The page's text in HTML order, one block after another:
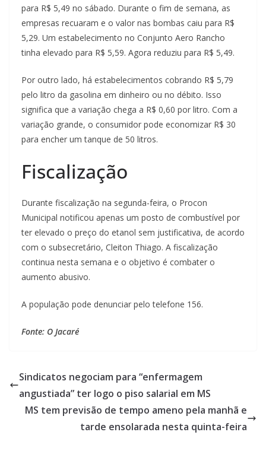
para R$ 5,49 no sábado. Durante o fim de semana, as
empresas recuaram e o valor nas bombas caiu para R$
5,29. Um estabelecimento no Conjunto Aero Rancho
tinha elevado para R$ 5,59. Agora reduziu para R$ 5,49.
Por outro lado, há estabelecimentos cobrando R$ 5,79
pelo litro da gasolina em dinheiro ou no débito. Isso
significa que a variação chega a R$ 0,60 por litro. Com a
variação grande, o consumidor pode economizar R$ 30
para encher um tanque de 50 litros.
Fiscalização
Durante fiscalização na segunda-feira, o Procon
Municipal notificou apenas um posto de combustível por
ter elevado o preço do etanol sem justificativa, de acordo
com o subsecretário, Cleiton Thiago. A fiscalização
continua nesta semana e o objetivo é combater o
aumento abusivo.
A população pode denunciar pelo telefone 156.
Fonte: O Jacaré
Sindicatos negociam para “enfermagem
angustiada” ter logo o piso salarial em MS
MS tem previsão de tempo ameno pela manhã e
tarde ensolarada nesta quinta-feira